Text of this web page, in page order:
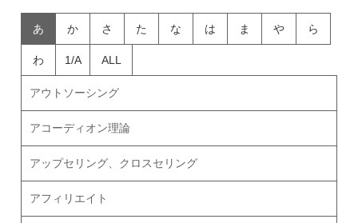
あ か さ た な は ま や ら
わ 1/A ALL
アウトソーシング
アコーディオン理論
アップセリング、クロスセリング
アフィリエイト